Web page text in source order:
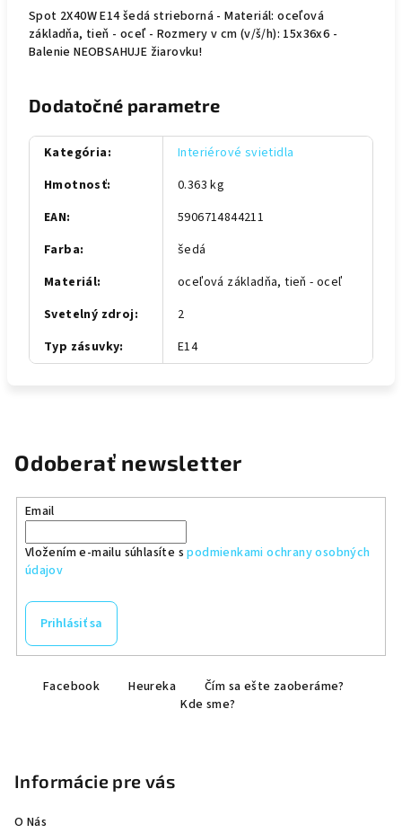
Spot 2X40W E14 šedá strieborná - Materiál: oceľová
základňa, tieň - oceľ - Rozmery v cm (v/š/h): 15x36x6 -
Balenie NEOBSAHUJE žiarovku!
Dodatočné parametre
Kategória:
Interiérové svietidla
Hmotnosť:
0.363 kg
EAN:
5906714844211
Farba:
šedá
Materiál:
oceľová základňa, tieň - oceľ
Svetelný zdroj:
2
Typ zásuvky: E14
Odoberať newsletter
Email
Vložením e-mailu súhlasíte spodmienkami ochrany osobných
údajov
Prihlásiť sa
Facebook Heureka
Čím sa ešte zaoberáme?
Kde sme?
Informácie pre vás
O Nás